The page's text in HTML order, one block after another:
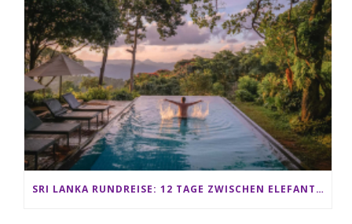
SRI LANKA RUNDREISE: 12 TAGE ZWISCHEN ELEFANTEN, TEEPLANTAGEN & STRAND ALS FAMILIE